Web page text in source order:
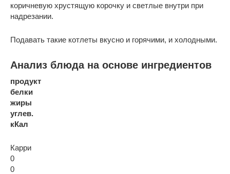
коричневую хрустящую корочку и светлые внутри при
надрезании.
Подавать такие котлеты вкусно и горячими, и холодными.
Анализ блюда на основе ингредиентов
продукт
белки
жиры
углев.
кКал
Карри
0
0